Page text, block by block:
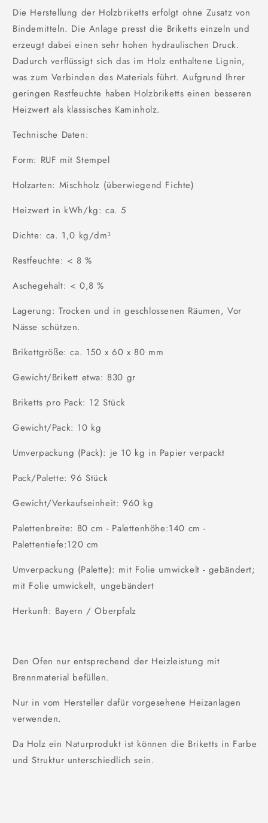
Die Herstellung der Holzbriketts erfolgt ohne Zusatz von
Bindemitteln. Die Anlage presst die Briketts einzeln und
erzeugt dabei einen sehr hohen hydraulischen Druck.
Dadurch verflüssigt sich das im Holz enthaltene Lignin,
was zum Verbinden des Materials führt. Aufgrund Ihrer
geringen Restfeuchte haben Holzbriketts einen besseren
Heizwert als klassisches Kaminholz.
Technische Daten:
Form: RUF mit Stempel
Holzarten: Mischholz (überwiegend Fichte)
Heizwert in kWh/kg: ca. 5
Dichte: ca. 1,0 kg/dm³
Restfeuchte: < 8 %
Aschegehalt: < 0,8 %
Lagerung: Trocken und in geschlossenen Räumen, Vor
Nässe schützen.
Brikettgröße: ca. 150 x 60 x 80 mm
Gewicht/Brikett etwa: 830 gr
Briketts pro Pack: 12 Stück
Gewicht/Pack: 10 kg
Umverpackung (Pack): je 10 kg in Papier verpackt
Pack/Palette: 96 Stück
Gewicht/Verkaufseinheit: 960 kg
Palettenbreite: 80 cm - Palettenhöhe:140 cm -
Palettentiefe:120 cm
Umverpackung (Palette): mit Folie umwickelt - gebändert;
mit Folie umwickelt, ungebändert
Herkunft: Bayern / Oberpfalz
Den Ofen nur entsprechend der Heizleistung mit
Brennmaterial befüllen.
Nur in vom Hersteller dafür vorgesehene Heizanlagen
verwenden.
Da Holz ein Naturprodukt ist können die Briketts in Farbe
und Struktur unterschiedlich sein.